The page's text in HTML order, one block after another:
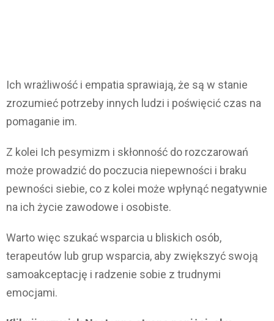
Ich wrażliwość i empatia sprawiają, że są w stanie
zrozumieć potrzeby innych ludzi i poświęcić czas na
pomaganie im.
Z kolei Ich pesymizm i skłonność do rozczarowań
może prowadzić do poczucia niepewności i braku
pewności siebie, co z kolei może wpłynąć negatywnie
na ich życie zawodowe i osobiste.
Warto więc szukać wsparcia u bliskich osób,
terapeutów lub grup wsparcia, aby zwiększyć swoją
samoakceptację i radzenie sobie z trudnymi
emocjami.